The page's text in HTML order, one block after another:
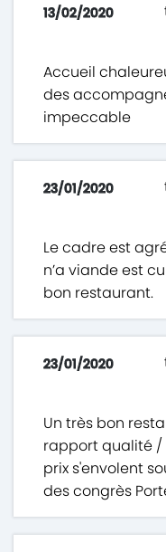
13/02/2020
Accueil
des
impeccable
23/01/2020
Le cadre est
n’a viande est
bon restaurant.
23/01/2020
Un très bon
rapport qualité /
prix s'envolent
des congrès